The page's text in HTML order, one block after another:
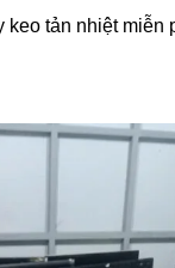
keo tản nhiệt miễn